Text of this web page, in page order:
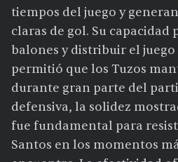
tiempos del juego y
claras de gol. Su capacidad
balones y distribuir el juego
permitió que los Tuzos
durante gran parte del
defensiva, la solidez
fue fundamental para
Santos en los momentos